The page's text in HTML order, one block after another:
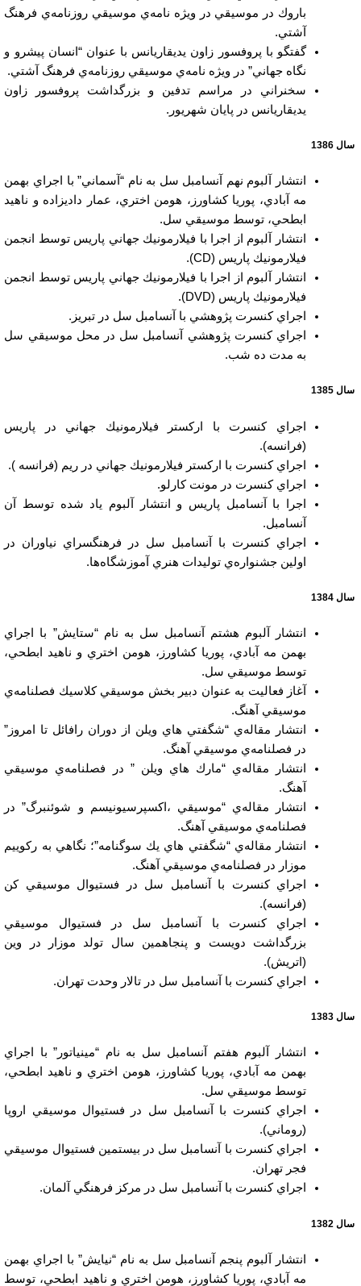
باروك در موسيقي در ويژه نامه‌ي موسيقي روزنامه‌ي فرهنگ
آشتي.
گفتگو با پروفسور زاون يديقاريانس با عنوان “انسان پيشرو و
نگاه جهاني” در ويژه نامه‌ي موسيقي روزنامه‌ي فرهنگ آشتي.
سخنراني در مراسم تدفين و بزرگداشت پروفسور زاون
يديقاريانس در پايان شهريور.
سال 1386
انتشار آلبوم نهم آنسامبل سل به نام “آسماني” با اجراي بهمن
مه آبادي، پوريا كشاورز، هومن اختري، عمار داديزاده و ناهيد
ابطحي، توسط موسيقي سل.
انتشار آلبوم از اجرا با فيلارمونيك جهاني پاريس توسط انجمن
فيلارمونيك پاريس (CD).
انتشار آلبوم از اجرا با فيلارمونيك جهاني پاريس توسط انجمن
فيلارمونيك پاريس (DVD).
اجراي كنسرت پژوهشي با آنسامبل سل در تبريز.
اجراي كنسرت پژوهشي آنسامبل سل در محل موسيقي سل
به مدت ده شب.
سال 1385
اجراي كنسرت با اركستر فيلارمونيك جهاني در پاريس
(فرانسه).
اجراي كنسرت با اركستر فيلارمونيك جهاني در ريم (فرانسه ).
اجراي كنسرت در مونت كارلو.
اجرا با آنسامبل پاريس و انتشار آلبوم ياد شده توسط آن
آنسامبل.
اجراي كنسرت با آنسامبل سل در فرهنگسراي نياوران در
اولين جشنواره‌ي توليدات هنري آموزشگاه‌ها.
سال 1384
انتشار آلبوم هشتم آنسامبل سل به نام “ستايش” با اجراي
بهمن مه آبادي، پوريا كشاورز، هومن اختري و ناهيد ابطحي،
توسط موسيقي سل.
آغاز فعاليت به عنوان دبير بخش موسيقي كلاسيك فصلنامه‌ي
موسيقي آهنگ.
انتشار مقاله‌ي “شگفتي هاي ويلن از دوران رافائل تا امروز”
در فصلنامه‌ي موسيقي آهنگ.
انتشار مقاله‌ي “مارك هاي ويلن ” در فصلنامه‌ي موسيقي
آهنگ.
انتشار مقاله‌ي “موسيقي ،اكسپرسيونيسم و شوئنبرگ” در
فصلنامه‌ي موسيقي آهنگ.
انتشار مقاله‌ي “شگفتي هاي يك سوگنامه”؛ نگاهي به ركوييم
موزار در فصلنامه‌ي موسيقي آهنگ.
اجراي كنسرت با آنسامبل سل در فستيوال موسيقي كن
(فرانسه).
اجراي كنسرت با آنسامبل سل در فستيوال موسيقي
بزرگداشت دويست و پنجاهمين سال تولد موزار در وين
(اتريش).
اجراي كنسرت با آنسامبل سل در تالار وحدت تهران.
سال 1383
انتشار آلبوم هفتم آنسامبل سل به نام “مينياتور” با اجراي
بهمن مه آبادي، پوريا كشاورز، هومن اختري و ناهيد ابطحي،
توسط موسيقي سل.
اجراي كنسرت با آنسامبل سل در فستيوال موسيقي اروپا
(روماني).
اجراي كنسرت با آنسامبل سل در بيستمين فستيوال موسيقي
فجر تهران.
اجراي كنسرت با آنسامبل سل در مركز فرهنگي آلمان.
سال 1382
انتشار آلبوم پنجم آنسامبل سل به نام “نيايش” با اجراي بهمن
مه آبادي، پوريا كشاورز، هومن اختري و ناهيد ابطحي، توسط